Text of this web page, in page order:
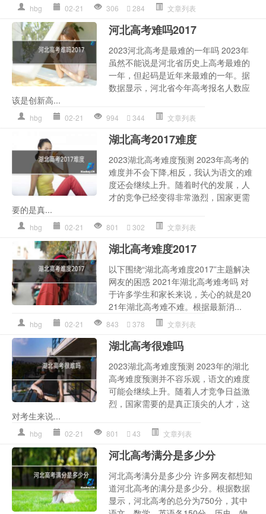
hbg 02-21 306 284 文章列表
河北高考难吗2017
2023河北高考是最难的一年吗 2023年
虽然不能说是河北省历史上高考最难的
一年，但起码是近年来最难的一年。据
数据显示，河北省今年高考报名人数应
该是创新高...
hbg 02-21 994 344 文章列表
湖北高考2017难度
2023湖北高考难度预测 2023年高考的
难度并不会下降,相反，我认为语文的难
度还会继续上升。随着时代的发展，人
才的竞争已经变得非常激烈，国家更需
要的是真...
hbg 02-21 801 302 文章列表
湖北高考难度2017
以下围绕“湖北高考难度2017”主题解决
网友的困惑 2021年湖北高考难考吗 对
于许多学生和家长来说，关心的就是20
21年湖北高考难不难。根据最新消...
hbg 02-21 843 378 文章列表
湖北高考很难吗
2023湖北高考难度预测 2023年的湖北
高考难度预测并不容乐观，语文的难度
可能会继续上升。随着人才竞争日益激
烈，国家需要的是真正顶尖的人才，这
对考生来说...
hbg 02-21 801 43 文章列表
河北高考满分是多少分
河北高考满分是多少分 许多网友都想知
道河北高考的满分是多少分。根据数据
显示，河北高考的总分为750分，其中